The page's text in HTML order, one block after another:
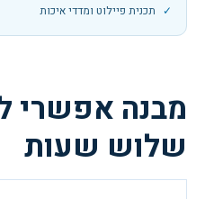
תכנית פיילוט ומדדי איכות
מבנה אפשרי
שלוש שעות